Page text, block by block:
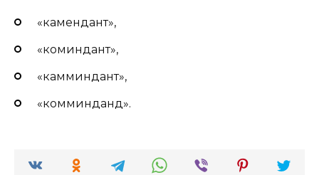
«камендант»,
«коминдант»,
«камминдант»,
«комминданд».